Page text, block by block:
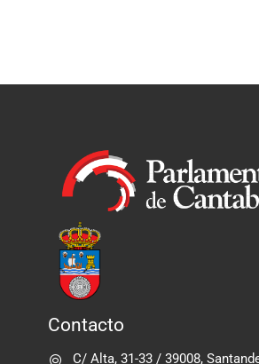
Contacto
C/ Alta, 31-33 / 39008,